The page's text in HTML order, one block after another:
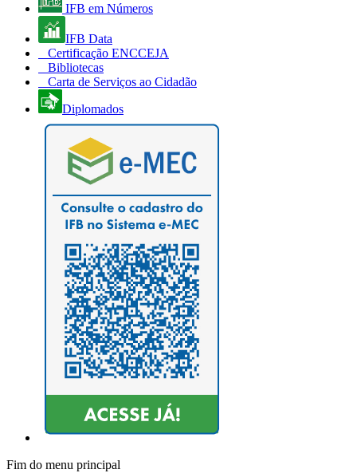
IFB em Números
IFB Data
Certificação ENCCEJA
Bibliotecas
Carta de Serviços ao Cidadão
Diplomados
Fim do menu principal